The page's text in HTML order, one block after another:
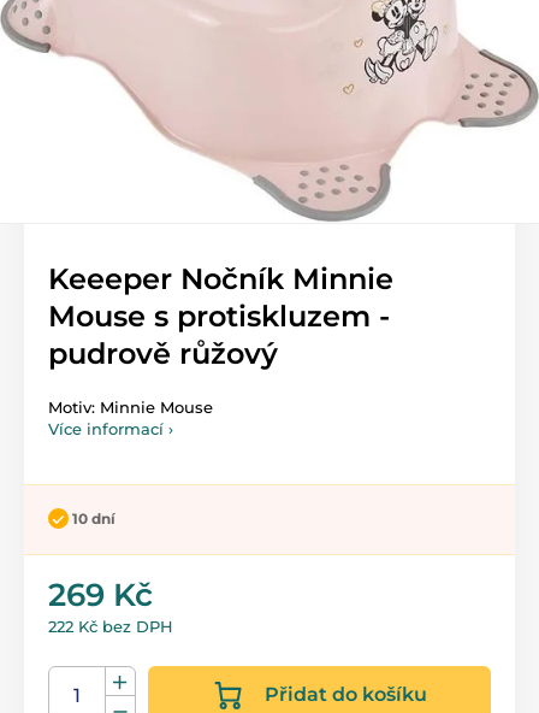
Keeeper Nočník Minnie
Mouse s protiskluzem -
pudrově růžový
Motiv: Minnie Mouse
Více informací ›
10 dní
269 Kč
222 Kč bez DPH
Přidat do košíku